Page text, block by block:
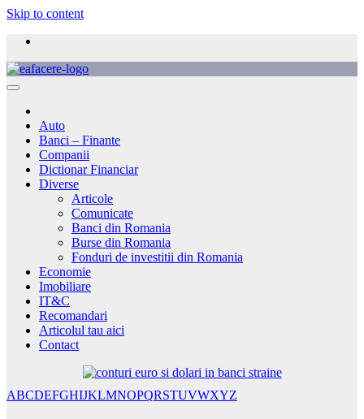
Skip to content
Auto
Banci – Finante
Companii
Dictionar Financiar
Diverse
Articole
Comunicate
Banci din Romania
Burse din Romania
Fonduri de investitii din Romania
Economie
Imobiliare
IT&C
Recomandari
Articolul tau aici
Contact
ABCDEFGHIJKLMNOPQRSTUVWXYZ